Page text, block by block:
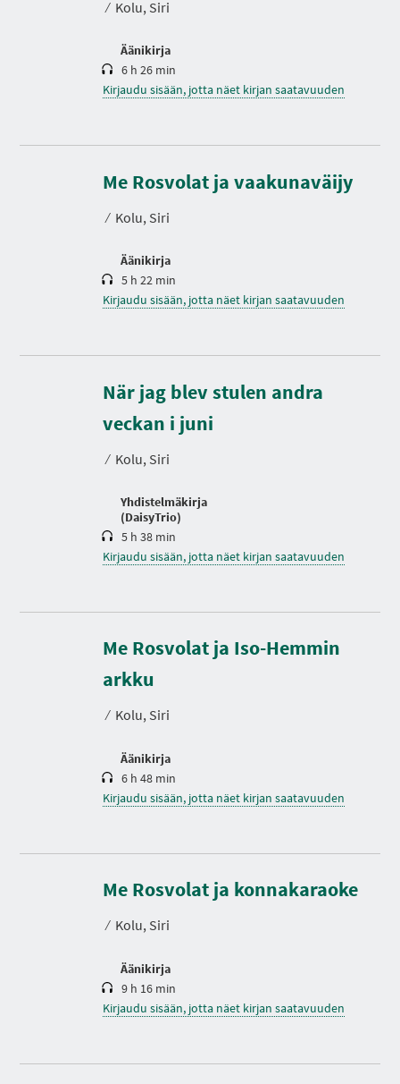
⁄ Kolu, Siri
Äänikirja
6 h 26 min
Kirjaudu sisään, jotta näet kirjan saatavuuden
Me Rosvolat ja vaakunaväijy
⁄ Kolu, Siri
Äänikirja
K
s
t
5 h 22 min
Kirjaudu sisään, jotta näet kirjan saatavuuden
När jag blev stulen andra
veckan i juni
⁄ Kolu, Siri
Yhdistelmäkirja
(DaisyTrio)
K
e
s
o
5 h 38 min
Kirjaudu sisään, jotta näet kirjan saatavuuden
Me Rosvolat ja Iso-Hemmin
arkku
⁄ Kolu, Siri
Äänikirja
K
e
s
t
6 h 48 min
Kirjaudu sisään, jotta näet kirjan saatavuuden
Me Rosvolat ja konnakaraoke
⁄ Kolu, Siri
Äänikirja
K
s
t
9 h 16 min
Kirjaudu sisään, jotta näet kirjan saatavuuden
K